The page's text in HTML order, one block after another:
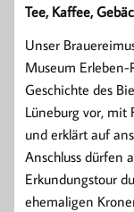
Tee, Kaffee,
Unser
Museum Erleben-
Geschichte des
Lüneburg vor, mit
und erklärt auf
Anschluss dürfen
Erkundungstour
ehemaligen